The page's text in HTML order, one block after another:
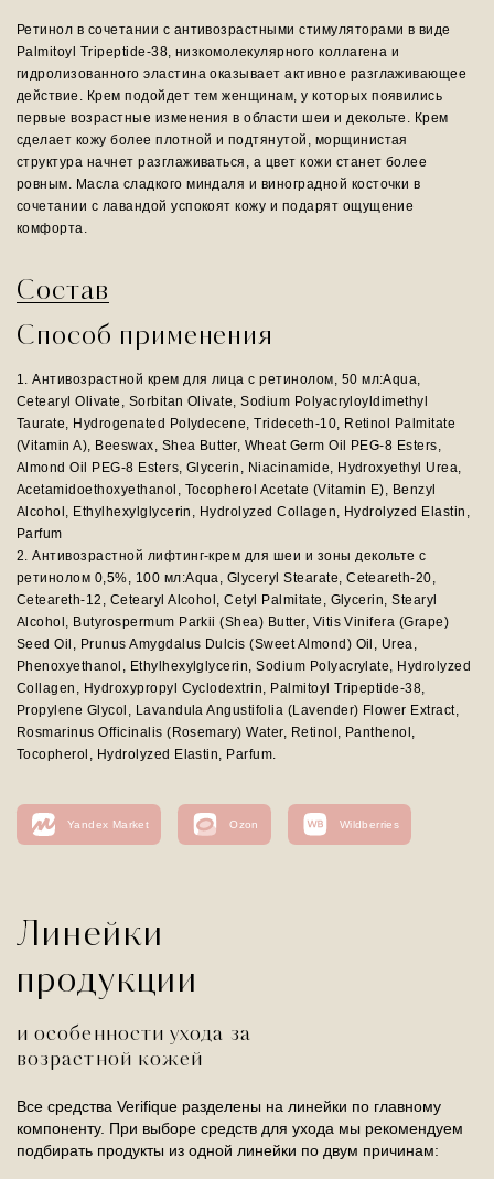
Ретинол в сочетании с антивозрастными стимуляторами в виде
Palmitoyl Tripeptide-38, низкомолекулярного коллагена и
гидролизованного эластина оказывает активное разглаживающее
действие. Крем подойдет тем женщинам, у которых появились
первые возрастные изменения в области шеи и декольте. Крем
сделает кожу более плотной и подтянутой, морщинистая
структура начнет разглаживаться, а цвет кожи станет более
ровным. Масла сладкого миндаля и виноградной косточки в
сочетании с лавандой успокоят кожу и подарят ощущение
комфорта.
Состав
Способ применения
1. Антивозрастной крем для лица с ретинолом, 50 мл:Aqua,
Cetearyl Olivate, Sorbitan Olivate, Sodium Polyacryloyldimethyl
Taurate, Hydrogenated Polydecene, Trideceth-10, Retinol Palmitate
(Vitamin A), Beeswax, Shea Butter, Wheat Germ Oil PEG-8 Esters,
Almond Oil PEG-8 Esters, Glycerin, Niacinamide, Hydroxyethyl Urea,
Acetamidoethoxyethanol, Tocopherol Acetate (Vitamin E), Benzyl
Alcohol, Ethylhexylglycerin, Hydrolyzed Collagen, Hydrolyzed Elastin,
Parfum
2. Антивозрастной лифтинг-крем для шеи и зоны декольте с
ретинолом 0,5%, 100 мл:Aqua, Glyceryl Stearate, Ceteareth-20,
Ceteareth-12, Cetearyl Alcohol, Cetyl Palmitate, Glycerin, Stearyl
Alcohol, Butyrospermum Parkii (Shea) Butter, Vitis Vinifera (Grape)
Seed Oil, Prunus Amygdalus Dulcis (Sweet Almond) Oil, Urea,
Phenoxyethanol, Ethylhexylglycerin, Sodium Polyacrylate, Hydrolyzed
Collagen, Hydroxypropyl Cyclodextrin, Palmitoyl Tripeptide-38,
Propylene Glycol, Lavandula Angustifolia (Lavender) Flower Extract,
Rosmarinus Officinalis (Rosemary) Water, Retinol, Panthenol,
Tocopherol, Hydrolyzed Elastin, Parfum.
Yandex Market Ozon Wildberries
Линейки
продукции
и особенности ухода за
возрастной кожей
Все средства Verifique разделены на линейки по главному
компоненту. При выборе средств для ухода мы рекомендуем
подбирать продукты из одной линейки по двум причинам: